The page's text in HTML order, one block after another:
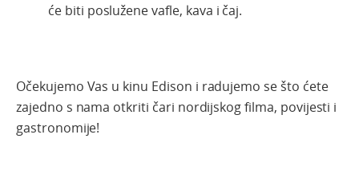
će biti poslužene vafle, kava i čaj.
Očekujemo Vas u kinu Edison i radujemo se što ćete
zajedno s nama otkriti čari nordijskog filma, povijesti i
gastronomije!